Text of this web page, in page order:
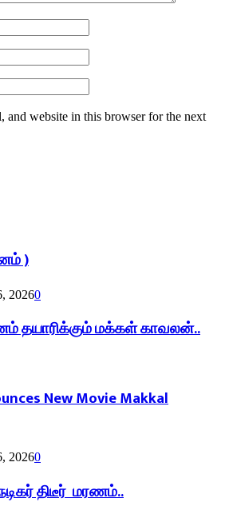
and website in this browser for the next
)
20260
தயாரிக்கும் மக்கள் காவலன்..
New Movie Makkal
20260
திடீர் மரணம்..